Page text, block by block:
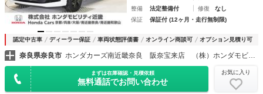
整備
法定整備付 修復
なし
保証
保証付 (12ヶ月・走行無制限)
認定中古車 ディーラー保証 車両状態評価書 オンライン商談可 オプション見積り可
奈良県奈良市 ホンダカーズ南近畿奈良 阪奈宝来店 （株）ホンダモビリティ近畿
まずは在庫確認・見積依頼
無料通話でお問い合わせ
お気に入り